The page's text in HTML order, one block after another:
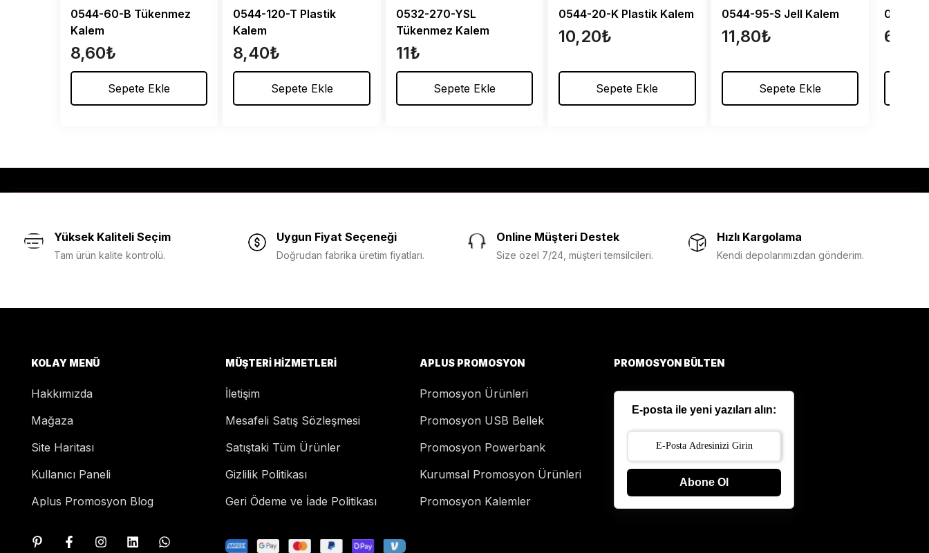
0544-60-B Tükenmez
Kalem
8,60₺
Sepete Ekle
0544-120-T Plastik
Kalem
8,40₺
Sepete Ekle
0532-270-YSL
Tükenmez Kalem
11₺
Sepete Ekle
0544-20-K Plastik Kalem
10,20₺
Sepete Ekle
0544-95-S Jell Kalem
11,80₺
Sepete Ekle
0544-
6,70
Yüksek Kaliteli Seçim
Tam ürün kalite kontrolü.
Uygun Fiyat Seçeneği
Doğrudan fabrika üretim fiyatları.
Online Müşteri Destek
Size özel 7/24, müşteri temsilcileri.
Hızlı Kargolama
Kendi depolarımızdan gönderim.
KOLAY MENÜ
Hakkımızda
Mağaza
Site Haritası
Kullanıcı Paneli
Aplus Promosyon Blog
MÜŞTERI HIZMETLERI
İletişim
Mesafeli Satış Sözleşmesi
Satıştaki Tüm Ürünler
Gizlilik Politikası
Geri Ödeme ve İade Politikası
APLUS PROMOSYON
Promosyon Ürünleri
Promosyon USB Bellek
Promosyon Powerbank
Kurumsal Promosyon Ürünleri
Promosyon Kalemler
PROMOSYON BÜLTEN
E-posta ile yeni yazıları alın:
Abone Ol